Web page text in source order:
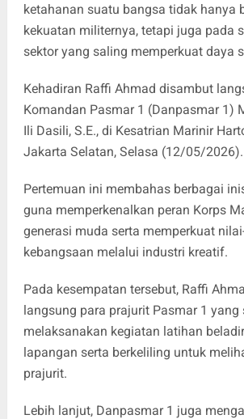
ketahanan suatu bangsa tidak hanya
kekuatan militernya, tetapi juga pada
sektor yang saling memperkuat daya
Kehadiran Raffi Ahmad disambut
Komandan Pasmar 1 (Danpasmar 1)
Ili Dasili, S.E., di Kesatrian Marinir
Jakarta Selatan, Selasa (12/05/2026).
Pertemuan ini membahas berbagai
guna memperkenalkan peran Korps
generasi muda serta memperkuat
kebangsaan melalui industri kreatif.
Pada kesempatan tersebut, Raffi
langsung para prajurit Pasmar 1 yang
melaksanakan kegiatan latihan
lapangan serta berkeliling untuk
prajurit.
Lebih lanjut, Danpasmar 1 juga